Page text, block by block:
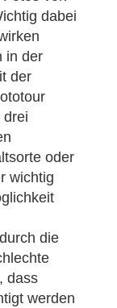
dabei
in der
der
drei
oder
wichtig
die
dass
werden